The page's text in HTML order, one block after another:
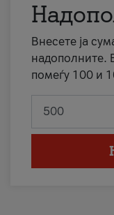
Внесете ја
надополните.
помеѓу 100 и